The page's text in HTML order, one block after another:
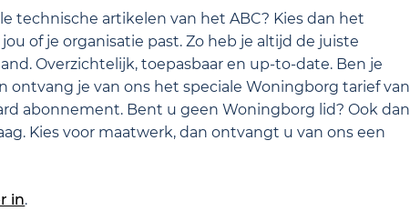
technische artikelen van het ABC? Kies dan het
of je organisatie past. Zo heb je altijd de juiste
Overzichtelijk, toepasbaar en up-to-date. Ben je
ontvang je van ons het speciale Woningborg tarief van
abonnement. Bent u geen Woningborg lid? Ook dan
Kies voor maatwerk, dan ontvangt u van ons een
in.